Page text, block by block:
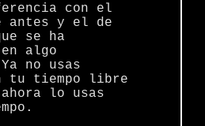
con el
antes y el de
se ha
algo
no usas
tu tiempo libre
lo usas